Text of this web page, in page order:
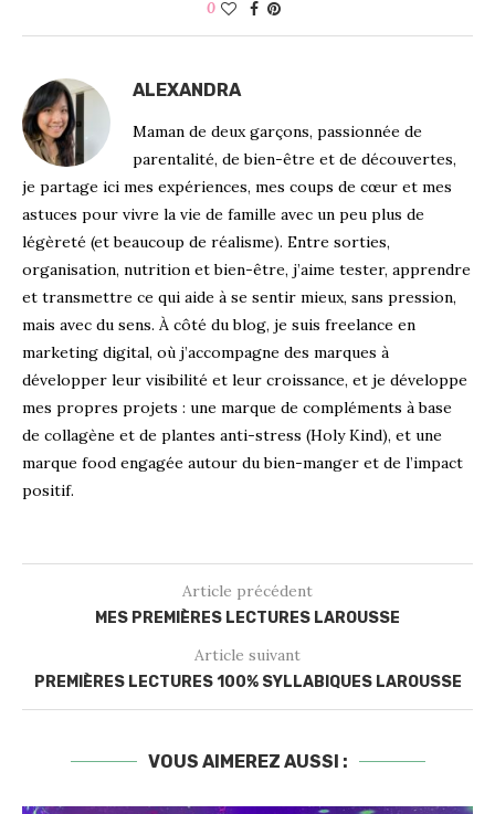
0
ALEXANDRA
Maman de deux garçons, passionnée de
parentalité, de bien-être et de découvertes,
je partage ici mes expériences, mes coups de cœur et mes
astuces pour vivre la vie de famille avec un peu plus de
légèreté (et beaucoup de réalisme). Entre sorties,
organisation, nutrition et bien-être, j’aime tester, apprendre
et transmettre ce qui aide à se sentir mieux, sans pression,
mais avec du sens. À côté du blog, je suis freelance en
marketing digital, où j’accompagne des marques à
développer leur visibilité et leur croissance, et je développe
mes propres projets : une marque de compléments à base
de collagène et de plantes anti-stress (Holy Kind), et une
marque food engagée autour du bien-manger et de l’impact
positif.
Article précédent
MES PREMIÈRES LECTURES LAROUSSE
Article suivant
PREMIÈRES LECTURES 100% SYLLABIQUES LAROUSSE
VOUS AIMEREZ AUSSI :